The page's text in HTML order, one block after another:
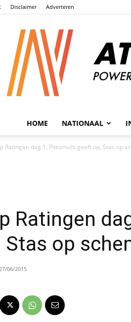
Disclaimer Adverteren
HOME NATIONAAL
Ratingen dag 1: Pittomvils geeft op, Stas op
Ratingen
op
06/2015